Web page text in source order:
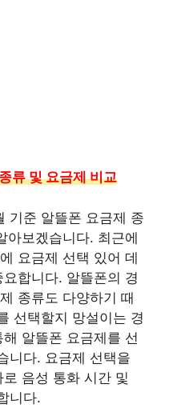
류 및 요금제 비교
기준 알뜰폰 요금제 종
아보겠습니다. 최근에
요금제 선택 있어 데
합니다. 알뜰폰의 경
종류도 다양하기 때
선택할지 망설이는 경
알뜰폰 요금제를 선
니다. 요금제 선택을
음성 통화 시간 및
니다.